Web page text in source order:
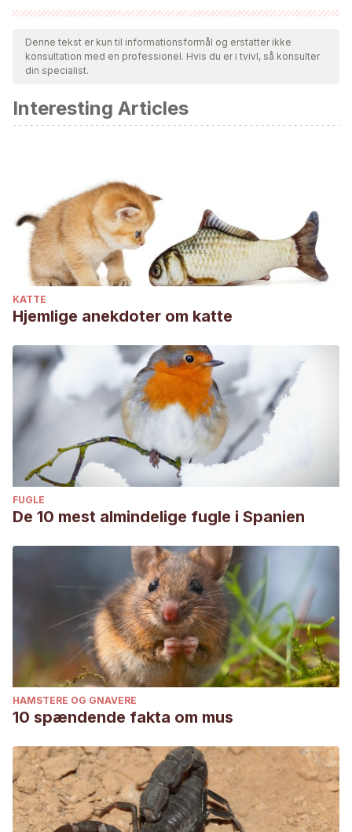
Alle citerede kilder blev grundigt gennemgået af vores team
for at sikre deres kvalitet, pålidelighed, aktualitet og validitet.
Bibliografien i denne artikel blev betragtet som pålidelig og af
Savage, A., Guillen, R., Lamilla, I., & Soto, L. (2010).
Developing an effective community conservation program
Denne tekst er kun til informationsformål og erstatter ikke
konsultation med en professionel. Hvis du er i tvivl, så konsulter
din specialist.
Interesting Articles
KATTE
Hjemlige anekdoter om katte
FUGLE
De 10 mest almindelige fugle i Spanien
HAMSTERE OG GNAVERE
10 spændende fakta om mus